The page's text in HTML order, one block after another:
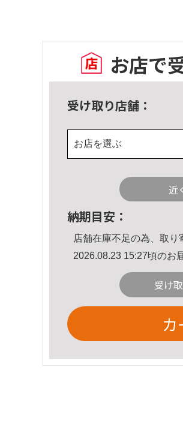
お店で
受け取り店舗：
お店を選ぶ
近
納期目安：
店舗在庫不足の為、取り
2026.08.23 15:27頃のお
受け